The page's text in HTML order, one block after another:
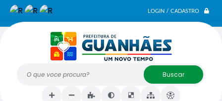
LOGIN / CADASTRO
O que voce procura?